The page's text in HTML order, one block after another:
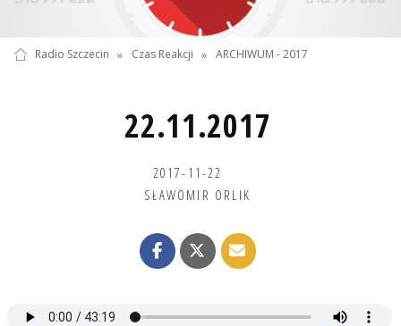
Radio Szczecin » Czas Reakcji » ARCHIWUM - 2017
22.11.2017
2017-11-22
SŁAWOMIR ORLIK